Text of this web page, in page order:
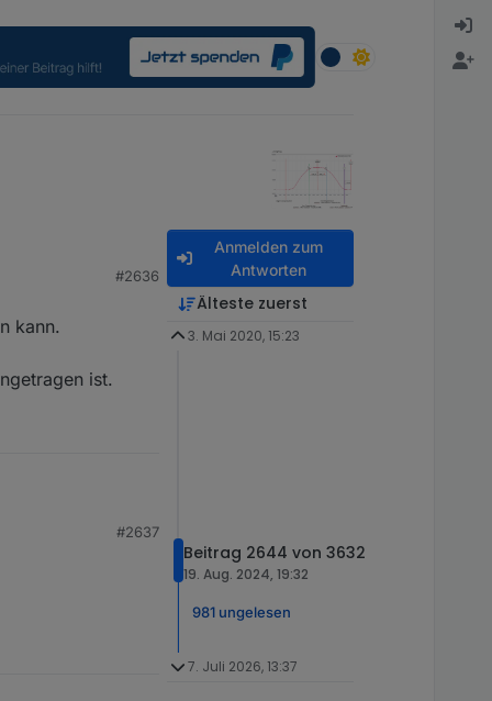
#2636
kann.
ist.
#2637
Anmelden zum
Antworten
Älteste zuerst
3. Mai 2020, 15:23
Beitrag 2644 von 3632
19. Aug. 2024, 19:32
981 ungelesen
7. Juli 2026, 13:37